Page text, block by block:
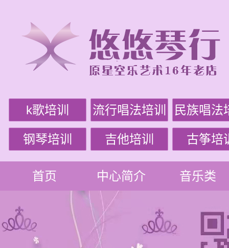
k歌培训 流行唱法培训 民族唱法
钢琴培训 吉他培训 古筝培
首页 中心简介 音乐类